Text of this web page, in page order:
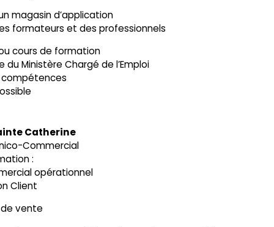
magasin d’application
formateurs et des professionnels
cours de formation
du Ministère Chargé de l’Emploi
Catherine
Commercial
:
opérationnel
Client
vente